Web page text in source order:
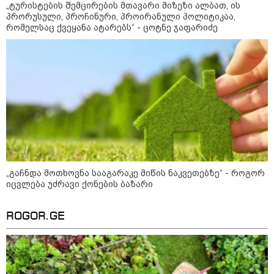
შეკვეთილის სანაპიროზე ზღვამ
უპილოტო საფრენი აპარატის
ფრაგმენტი გამორიყა
კატეგორიის ყველა სიახლე
მკითხველის რჩევით
„ტურისტების შემცირების მთავარი მიზეზი ალბათ, ის
პრორუსული, პროჩინური, პროირანული პოლიტიკაა,
რომელსაც ქვეყანა ატარებს“ - ცოტნე ჯაფარიძე
„გაჩნდა მოთხოვნა სააგარაკე მიწის ნაკვეთებზე“ - როგორ
იცვლება უძრავი ქონების ბაზარი
ROGOR.GE